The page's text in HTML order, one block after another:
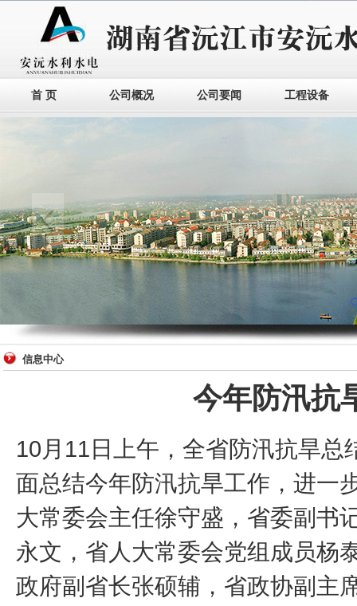
首 页 公司概况 公司要闻 工程设备
1
信息中心
今年防汛抗
10月11日上午，全省防汛抗旱
面总结今年防汛抗旱工作，进一
大常委会主任徐守盛，省委副书
永文，省人大常委会党组成员杨
政府副省长张硕辅，省政协副主